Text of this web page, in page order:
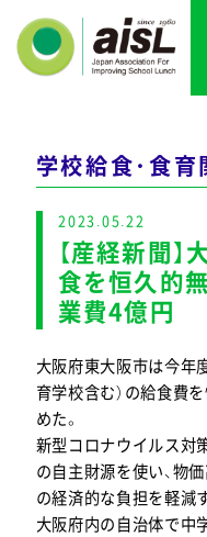
学校給食・食
2023.05.22
【産経新聞】
食を恒久的
業費4億円
大阪府東大阪市は今年
育学校含む）の給食費
めた。
新型コロナウイルス対
の自主財源を使い、物
の経済的な負担を軽減
大阪府内の自治体で中